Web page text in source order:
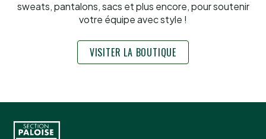
sweats, pantalons, sacs et plus encore, pour soutenir
votre équipe avec style !
VISITER LA BOUTIQUE